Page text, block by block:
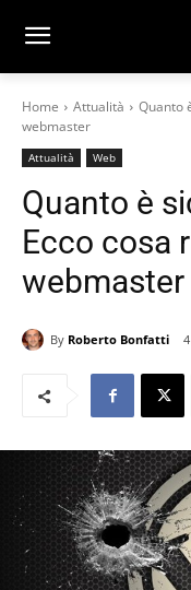
Home Attualità
Quanto
webmaster
Attualità Web
Quanto è
Ecco cosa
webmaster
By Roberto Bonfatti